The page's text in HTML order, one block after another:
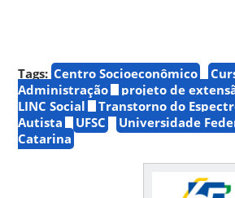
Tags: Centro Socioeconômico
Administração
projeto de
LINC Social
Transtorno do
Autista
UFSC
Universidade
Catarina